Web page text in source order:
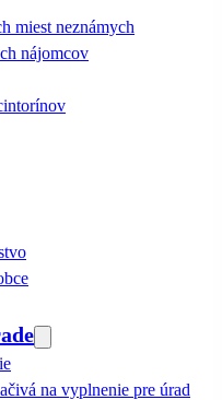
miest neznámych
nájomcov
na vyplnenie pre úrad